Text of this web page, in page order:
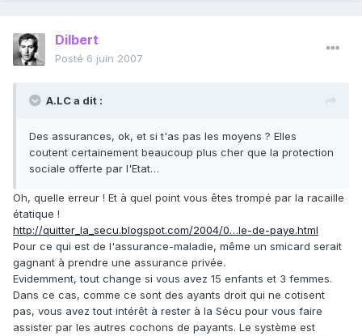
Dilbert
Posté 6 juin 2007
A.LC a dit :
Des assurances, ok, et si t'as pas les moyens ? Elles
coutent certainement beaucoup plus cher que la protection
sociale offerte par l'Etat…
Oh, quelle erreur ! Et à quel point vous êtes trompé par la racaille
étatique !
http://quitter_la_secu.blogspot.com/2004/0…le-de-paye.html
Pour ce qui est de l'assurance-maladie, même un smicard serait
gagnant à prendre une assurance privée.
Evidemment, tout change si vous avez 15 enfants et 3 femmes.
Dans ce cas, comme ce sont des ayants droit qui ne cotisent
pas, vous avez tout intérêt à rester à la Sécu pour vous faire
assister par les autres cochons de payants. Le système est